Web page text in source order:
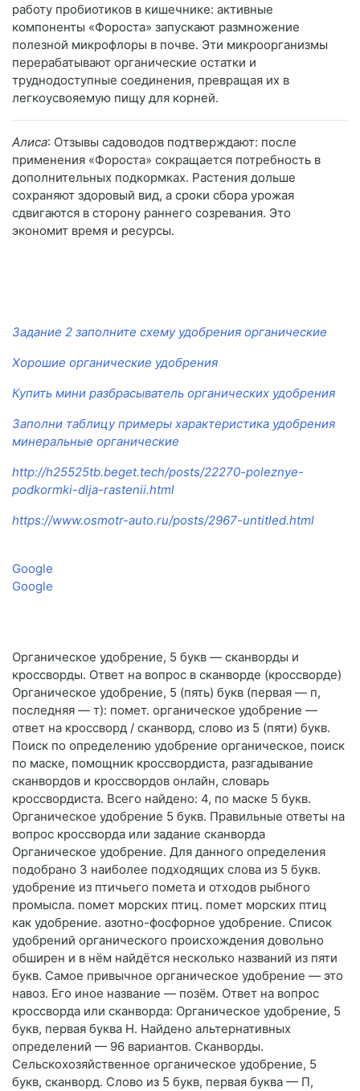
работу пробиотиков в кишечнике: активные
компоненты «Фороста» запускают размножение
полезной микрофлоры в почве. Эти микроорганизмы
перерабатывают органические остатки и
труднодоступные соединения, превращая их в
легкоусвояемую пищу для корней.
Алиса: Отзывы садоводов подтверждают: после
применения «Фороста» сокращается потребность в
дополнительных подкормках. Растения дольше
сохраняют здоровый вид, а сроки сбора урожая
сдвигаются в сторону раннего созревания. Это
экономит время и ресурсы.
Задание 2 заполните схему удобрения органические
Хорошие органические удобрения
Купить мини разбрасыватель органических удобрения
Заполни таблицу примеры характеристика удобрения
минеральные органические
http://h25525tb.beget.tech/posts/22270-poleznye-
podkormki-dlja-rastenii.html
https://www.osmotr-auto.ru/posts/2967-untitled.html
Google
Google
Органическое удобрение, 5 букв — сканворды и
кроссворды. Ответ на вопрос в сканворде (кроссворде)
Органическое удобрение, 5 (пять) букв (первая — п,
последняя — т): помет. органическое удобрение —
ответ на кроссворд / сканворд, слово из 5 (пяти) букв.
Поиск по определению удобрение органическое, поиск
по маске, помощник кроссвордиста, разгадывание
сканвордов и кроссвордов онлайн, словарь
кроссвордиста. Всего найдено: 4, по маске 5 букв.
Органическое удобрение 5 букв. Правильные ответы на
вопрос кроссворда или задание сканворда
Органическое удобрение. Для данного определения
подобрано 3 наиболее подходящих слова из 5 букв.
удобрение из птичьего помета и отходов рыбного
промысла. помет морских птиц. помет морских птиц
как удобрение. азотно-фосфорное удобрение. Список
удобрений органического происхождения довольно
обширен и в нём найдётся несколько названий из пяти
букв. Самое привычное органическое удобрение — это
навоз. Его иное название — позём. Ответ на вопрос
кроссворда или сканворда: Органическое удобрение, 5
букв, первая буква Н. Найдено альтернативных
определений — 96 вариантов. Сканворды.
Сельскохозяйственное органическое удобрение, 5
букв, сканворд. Слово из 5 букв, первая буква — П,